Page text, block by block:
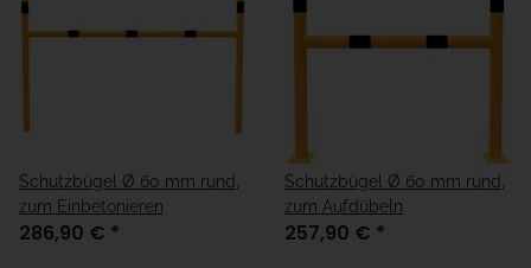
Schutzbügel Ø 60 mm rund,
zum Einbetonieren
286,90 € *
Schutzbügel Ø 60 mm rund,
zum Aufdübeln
257,90 € *